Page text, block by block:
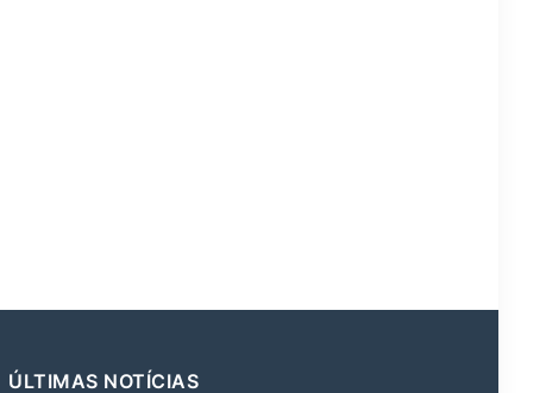
ÚLTIMAS NOTÍCIAS